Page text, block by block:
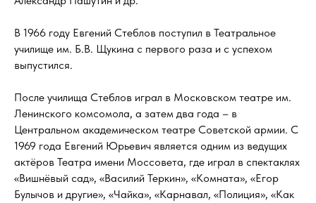
В 1966 году Евгений Стеблов поступил в Театральное
училище им. Б.В. Щукина с первого раза и с успехом
выпустился.
После училища Стеблов играл в Московском театре им.
Ленинского комсомола, а затем два года – в
Центральном академическом театре Советской армии. С
1969 года Евгений Юрьевич является одним из ведущих
актёров Театра имени Моссовета, где играл в спектаклях
«Вишнёвый сад», «Василий Теркин», «Комната», «Егор
Булычов и другие», «Чайка», «Карнавал, «Полиция», «Как